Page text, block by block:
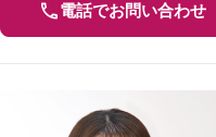
電話でお問い合わせ